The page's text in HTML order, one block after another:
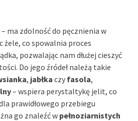
– ma zdolność do pęcznienia w
żele, co spowalnia proces
pozwalając nam dłużej cieszyć
Do jego źródeł należą takie
, jabłka czy fasola,
– wspiera perystaltykę jelit, co
prawidłowego przebiegu
go znaleźć w pełnoziarnistych